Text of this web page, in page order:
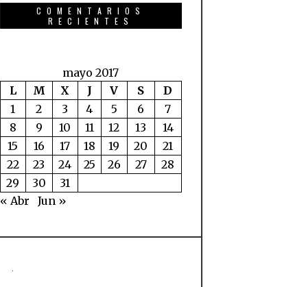
COMENTARIOS
RECIENTES
mayo 2017
L
M X J V S
D
1
2 3 4 5 6
7
8
9 10 11 12 13
14
15
16 17 18 19 20
21
22
23 24 25 26 27
28
29
30
31
« Abr
Jun »